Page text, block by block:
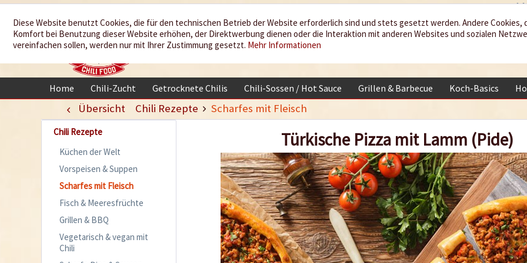
Wir würzen
Ihr Leben
Home Chili-Zucht Getrocknete Chilis Chili-Sossen / Hot Sauce Grillen & Barbecue Koch-Basics
Übersicht Chili Rezepte Scharfes mit Fleisch
Chili Rezepte
Küchen der Welt
Vorspeisen & Suppen
Scharfes mit Fleisch
Fisch & Meeresfrüchte
Grillen & BBQ
Vegetarisch & vegan mit
Chili
Türkische Pizza mit Lamm (Pide)
Diese Website benutzt Cookies, die für den technischen Betrieb der Website erforderlich sind und stets gesetzt werden. Andere Cookies,
Komfort bei Benutzung dieser Website erhöhen, der Direktwerbung dienen oder die Interaktion mit anderen Websites und sozialen
vereinfachen sollen, werden nur mit Ihrer Zustimmung gesetzt. Mehr Informationen